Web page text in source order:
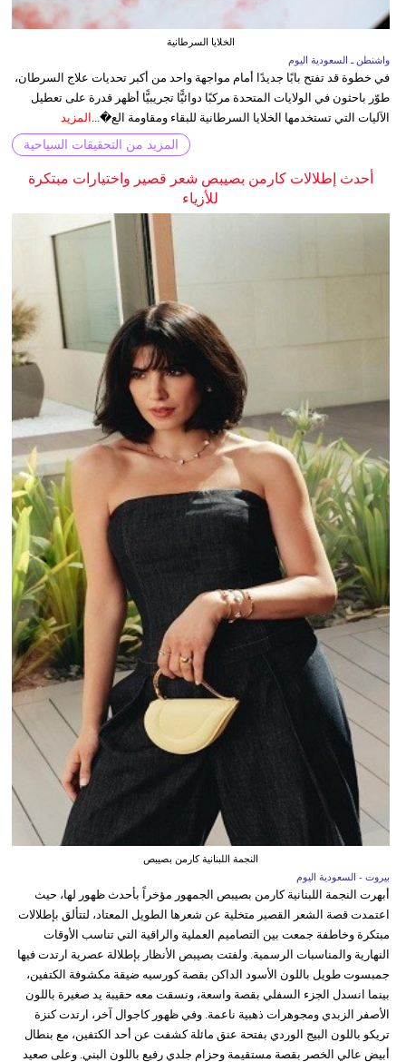
الخلايا السرطانية
واشنطن ـ السعودية اليوم
في خطوة قد تفتح بابًا جديدًا أمام مواجهة واحد من أكبر تحديات علاج السرطان،
طوّر باحثون في الولايات المتحدة مركبًا دوائيًّا تجريبيًّا أظهر قدرة على تعطيل
الآليات التي تستخدمها الخلايا السرطانية للبقاء ومقاومة الع�... المزيد
المزيد من التحقيقات السياحية
أحدث إطلالات كارمن بصيبص شعر قصير واختيارات مبتكرة
للأزياء
النجمة اللبنانية كارمن بصيبص
بيروت - السعودية اليوم
أبهرت النجمة اللبنانية كارمن بصيبص الجمهور مؤخراً بأحدث ظهور لها، حيث
اعتمدت قصة الشعر القصير متخلية عن شعرها الطويل المعتاد، لتتألق بإطلالات
مبتكرة وخاطفة جمعت بين التصاميم العملية والراقية التي تناسب الأوقات
النهارية والمناسبات الرسمية. ولفتت بصيبص الأنظار بإطلالة عصرية ارتدت فيها
جمبسوت طويل باللون الأسود الداكن بقصة كورسيه ضيقة مكشوفة الكتفين،
بينما انسدل الجزء السفلي بقصة واسعة، ونسقت معه حقيبة يد صغيرة باللون
الأصفر الزبدي ومجوهرات ذهبية ناعمة. وفي ظهور كاجوال آخر، ارتدت كنزة
تريكو باللون البيج الوردي بفتحة عنق مائلة كشفت عن أحد الكتفين، مع بنطال
أبيض عالي الخصر بقصة مستقيمة وحزام جلدي رفيع باللون البني. وعلى صعيد